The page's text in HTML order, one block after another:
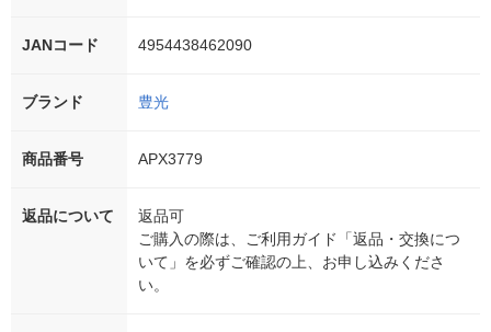
JANコード 4954438462090
ブランド 豊光
商品番号 APX3779
返品について
返品可
ご購入の際は、ご利用ガイド「返品・交換につ
いて」を必ずご確認の上、お申し込みくださ
い。